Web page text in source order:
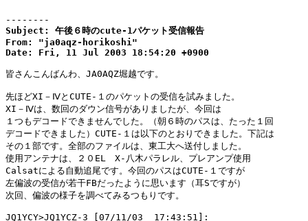
--------
Subject: 午後６時のcute-1パケット受信報告
From: "ja0aqz-horikoshi"
Date: Fri, 11 Jul 2003 18:54:20 +0900
皆さんこんばんわ、JA0AQZ堀越です。
先ほどXI－ⅣとCUTE-１のパケットの受信を試みました。
XI－Ⅳは、数回のダウン信号がありましたが、今回は
１つもデコードできませんでした。（朝６時のパスは、たった１回
デコードできました）CUTE-１は以下のとおりできました。下記は
その１部です。全部のファイルは、東工大へ送付しました。
使用アンテナは、２０EL　X-八木パラレル、プレアンプ使用
Calsatによる自動追尾です。今回のパスはCUTE-１ですが
左偏波の受信が若干FBだったように思います（耳Sですが）
次回、偏波の様子を調べてみるつもりです。
JQ1YCY>JQ1YCZ-3 [07/11/03  17:43:51]: